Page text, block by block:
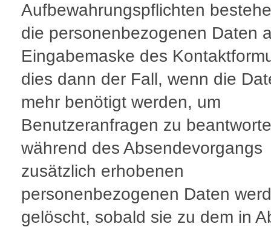
Aufbewahrungspflichten
die personenbezogenen Daten
Eingabemaske des
dies dann der Fall, wenn die
mehr benötigt werden, um
Benutzeranfragen zu
während des Absendevorgangs
zusätzlich erhobenen
personenbezogenen Daten
gelöscht, sobald sie zu dem in